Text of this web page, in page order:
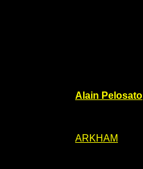
Alain Pelosato
ARKHAM